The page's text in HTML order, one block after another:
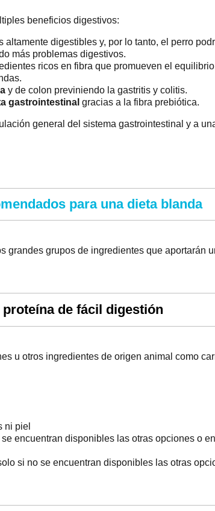
beneficios digestivos:
altamente digestibles y, por lo tanto, el perro
más problemas digestivos.
ricos en fibra que promueven el
y de colon previniendo la gastritis y colitis.
gastrointestinal gracias a la fibra prebiótica.
general del sistema gastrointestinal y a
para una dieta blanda
grandes grupos de ingredientes que aportarán
proteína de fácil digestión
u otros ingredientes de origen animal como
ni piel
encuentran disponibles las otras opciones o
si no se encuentran disponibles las otras